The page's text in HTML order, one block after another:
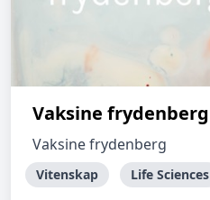
Vaksine frydenberg
Vaksine frydenberg
Vitenskap Life Sciences